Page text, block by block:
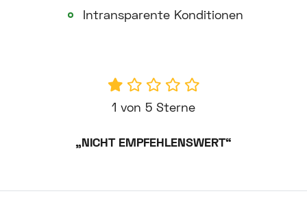
Intransparente Konditionen
1 von 5 Sterne
„NICHT EMPFEHLENSWERT“